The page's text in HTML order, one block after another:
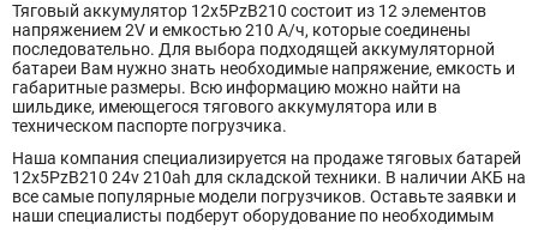
Тяговый аккумулятор 12x5PzB210 состоит из 12 элементов
напряжением 2V и емкостью 210 А/ч, которые соединены
последовательно. Для выбора подходящей аккумуляторной
батареи Вам нужно знать необходимые напряжение, емкость и
габаритные размеры. Всю информацию можно найти на
шильдике, имеющегося тягового аккумулятора или в
техническом паспорте погрузчика.
Наша компания специализируется на продаже тяговых батарей
12х5PzB210 24v 210ah для складской техники. В наличии АКБ на
все самые популярные модели погрузчиков. Оставьте заявки и
наши специалисты подберут оборудование по необходимым